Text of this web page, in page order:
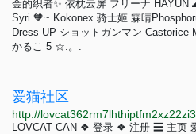
金的织者✨ 依枕云屏 フリーナ
Syri 🧡~ Kokonex 骑士姬 霖晴
Dress UP ショットガンマン Castorice
かるこ 5 ☆.。.
爱猫社区
LOVCAT CAN ❖ 登录 ❖ 注册 ☰ 主页